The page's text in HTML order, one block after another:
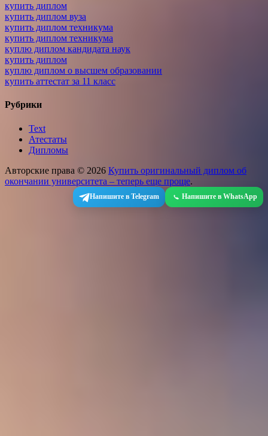
купить диплом
купить диплом вуза
купить диплом техникума
купить диплом техникума
куплю диплом кандидата наук
купить диплом
куплю диплом о высшем образовании
купить аттестат за 11 класс
Рубрики
Text
Атестаты
Дипломы
Авторские права © 2026 Купить оригинальный диплом об
окончании университета – теперь еще проще.
Напишите в Telegram Напишите в WhatsApp